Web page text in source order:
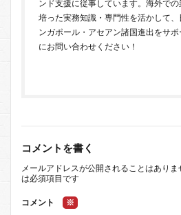
ンド支援に従事しています。海外で
培った実務知識・専門性を活かして
ンガポール・アセアン諸国進出をサ
にお問い合わせ ください！
コメントを書く
メールアドレスが公開されることはありま
は必須項目です
コメント ※